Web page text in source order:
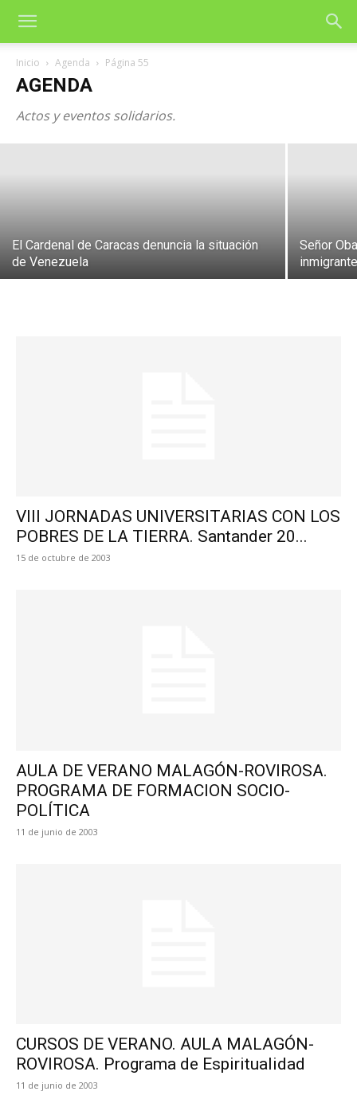
Inicio Agenda Página 55
AGENDA
Actos y eventos solidarios.
Guillermo Rovirosa y Julián Gómez del
Castillo, profetas y militantes para el
siglo XXI
23 de febrero de 2019
El Cardenal de Caracas denuncia la situación
de Venezuela
Señor
VIII JORNADAS UNIVERSITARIAS CON LOS
POBRES DE LA TIERRA. Santander 20...
15 de octubre de 2003
AULA DE VERANO MALAGÓN-ROVIROSA.
PROGRAMA DE FORMACION SOCIO-
POLÍTICA
11 de junio de 2003
CURSOS DE VERANO. AULA MALAGÓN-
ROVIROSA. Programa de Espiritualidad
11 de junio de 2003